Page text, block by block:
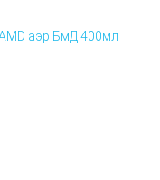
аэр БмД 400мл